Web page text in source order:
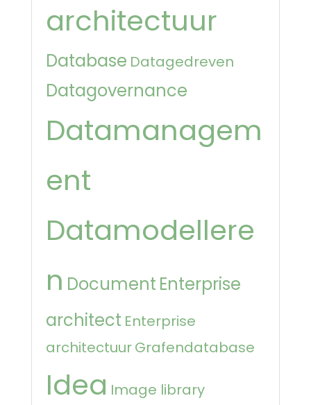
architectuur
Database Datagedreven
Datagovernance
Datamanagem
ent
Datamodellere
n Document Enterprise
architect Enterprise
architectuurGrafendatabase
Idea Image library